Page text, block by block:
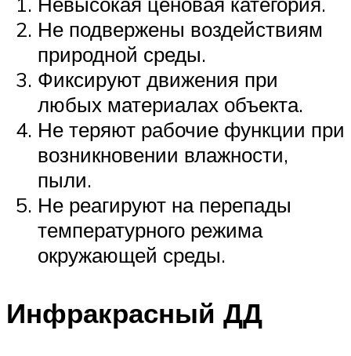
Не подвержены воздействиям
природной среды.
Фиксируют движения при
любых материалах объекта.
Не теряют рабочие функции при
возникновении влажности,
пыли.
Не реагируют на перепады
температурного режима
окружающей среды.
Инфракрасный ДД